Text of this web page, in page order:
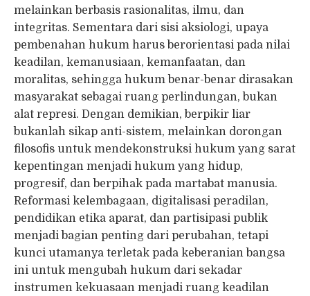
melainkan berbasis rasionalitas, ilmu, dan
integritas. Sementara dari sisi aksiologi, upaya
pembenahan hukum harus berorientasi pada nilai
keadilan, kemanusiaan, kemanfaatan, dan
moralitas, sehingga hukum benar-benar dirasakan
masyarakat sebagai ruang perlindungan, bukan
alat represi. Dengan demikian, berpikir liar
bukanlah sikap anti-sistem, melainkan dorongan
filosofis untuk mendekonstruksi hukum yang sarat
kepentingan menjadi hukum yang hidup,
progresif, dan berpihak pada martabat manusia.
Reformasi kelembagaan, digitalisasi peradilan,
pendidikan etika aparat, dan partisipasi publik
menjadi bagian penting dari perubahan, tetapi
kunci utamanya terletak pada keberanian bangsa
ini untuk mengubah hukum dari sekadar
instrumen kekuasaan menjadi ruang keadilan